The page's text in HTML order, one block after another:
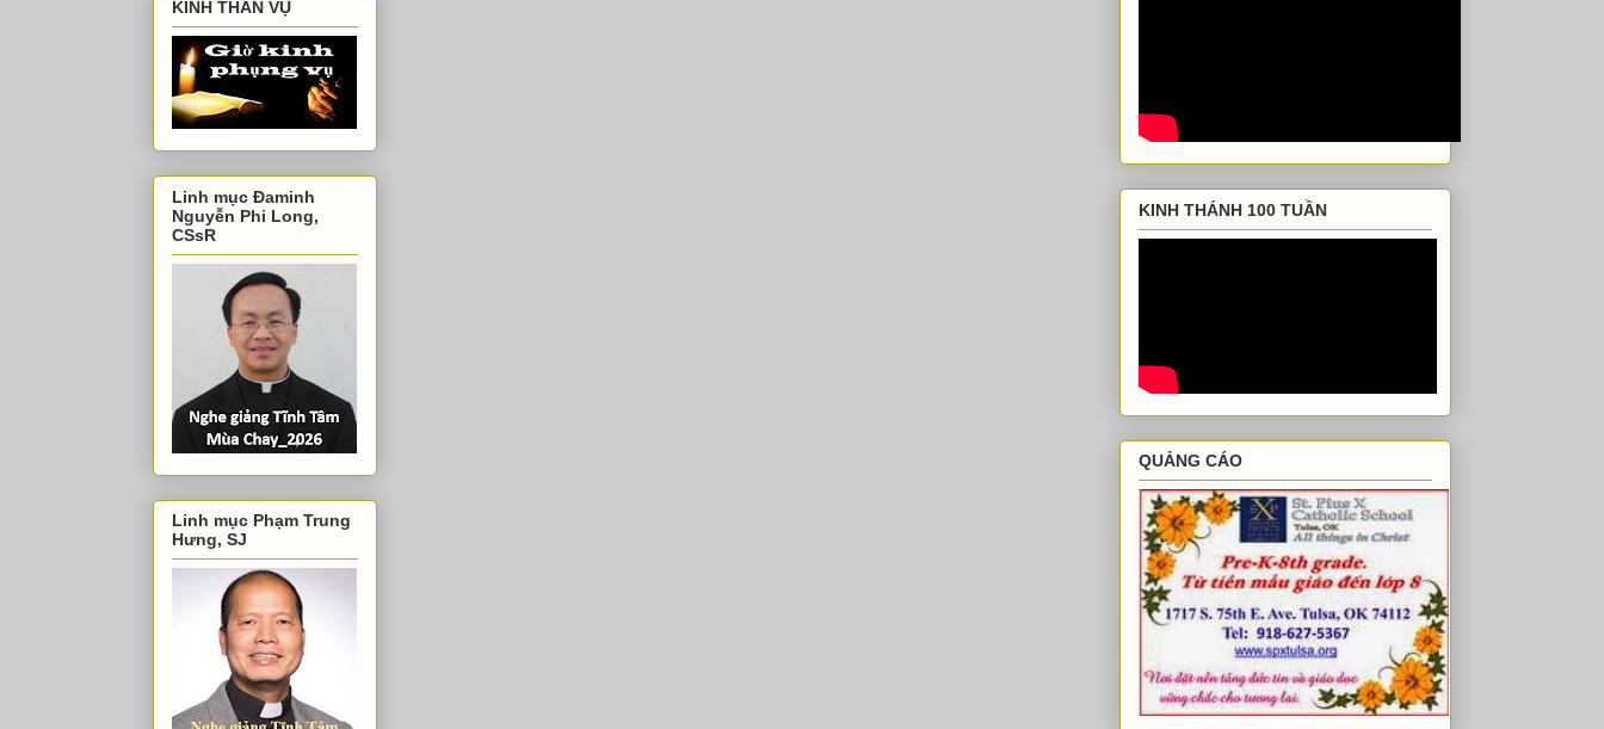
KINH THẦN VỤ
Linh mục Đaminh
Nguyễn Phi Long,
CSsR
Linh mục Phạm Trung
Hưng, SJ
KINH THÁNH 100 TUẦN
QUẢNG CÁO